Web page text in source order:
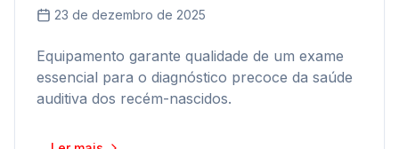
23 de dezembro de 2025
Equipamento garante qualidade de um exame
essencial para o diagnóstico precoce da saúde
auditiva dos recém-nascidos.